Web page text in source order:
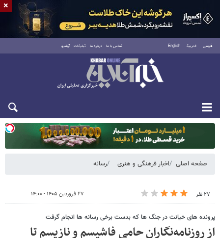
فارسی العربية English تماس با ما درباره ما تبلیغات آرشیو
دوشنبه ۱۹ مرداد ۱۴۰۵
صفحه اصلی اخبار فرهنگی و هنری رسانه
۲۷ نفر ۲۷ فروردین ۱۴۰۵ - ۱۴:۰۰
پرونده های خیانت در جنگ ها که بدست برخی رسانه ها انجام گرفت
از روزنامه‌نگاران حامی فاشیسم و نازیسم تا
×